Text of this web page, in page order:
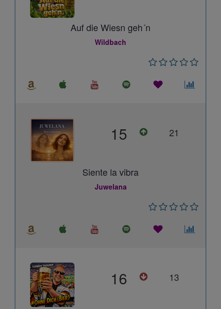
Auf die Wiesn geh´n
Wildbach
15 21
Siente la vibra
Juwelana
16 13